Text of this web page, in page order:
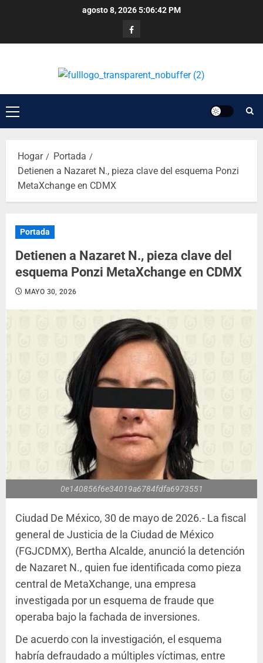
agosto 8, 20265:06:43 PM
Hogar
Portada
Detienen a Nazaret N., pieza clave del esquema Ponzi
MetaXchange en CDMX
Portada
Detienen a Nazaret N., pieza clave del
esquema Ponzi MetaXchange en CDMX
MAYO 30, 2026
0e140856f6e34019a6784fdfa6973551
Ciudad De México, 30 de mayo de 2026.- La fiscal
general de Justicia de la Ciudad de México
(FGJCDMX), Bertha Alcalde, anunció la detención
de Nazaret N., quien fue identificada como pieza
central de MetaXchange, una empresa
investigada por un esquema de fraude que
operaba bajo la fachada de inversiones.
De acuerdo con la investigación, el esquema
habría defraudado a múltiples víctimas, entre